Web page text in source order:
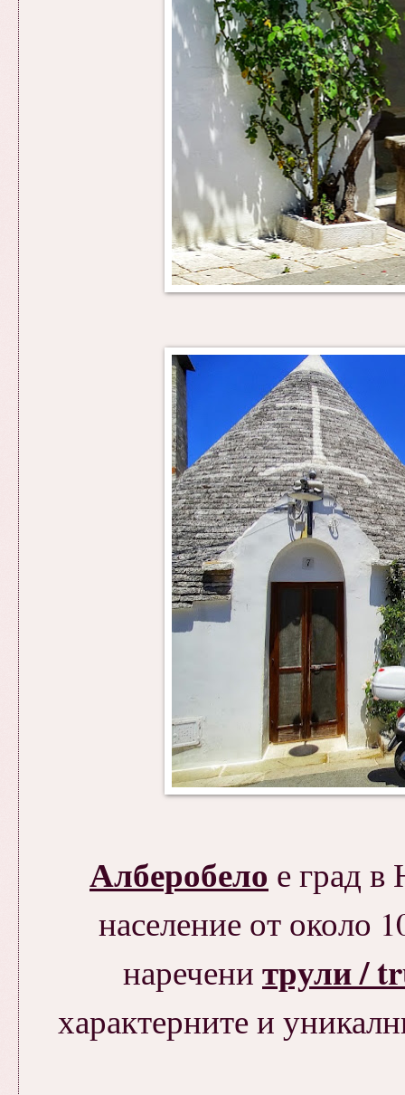
Алберобело е град
население от около
наречени трули /
характерните и